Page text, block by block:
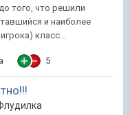
того, что решили
и наиболее
класс...
5